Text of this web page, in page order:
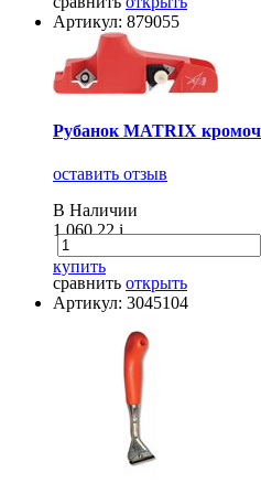
Артикул: 879055
Рубанок MATRIX
оставить отзыв
В Наличии
1 060.22i
купить
сравнить открыть
Артикул: 3045104